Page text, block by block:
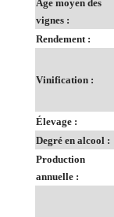
Age moyen des
vignes :
Rendement :
Vinification :
Élevage :
Degré en alcool :
Production
annuelle :